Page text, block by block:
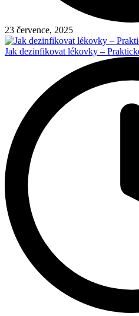
23 července, 2025
Jak dezinfikovat lékovky –